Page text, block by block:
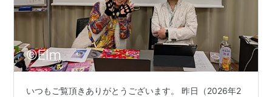
いつもご覧頂きありがとうございます。 昨日（2026年2